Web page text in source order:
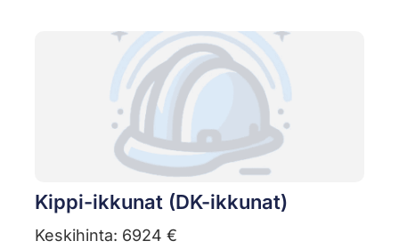
Kippi-ikkunat (DK-ikkunat)
Keskihinta: 6924 €